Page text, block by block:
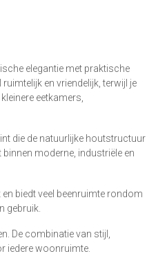
elegantie met praktische
en vriendelijk, terwijl je
eetkamers,
die de natuurlijke houtstructuur
moderne, industriële en
biedt veel beenruimte rondom
gebruik.
De combinatie van stijl,
iedere woonruimte.